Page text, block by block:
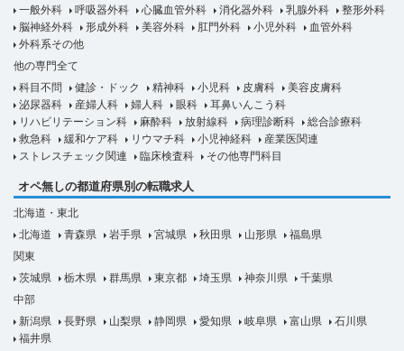
一般外科
呼吸器外科 心臓血管外科 消化器外科 乳腺外科
整形外科
脳神経外科
形成外科 美容外科 肛門外科 小児外科
血管外科
外科系その他
他の専門全て
科目不問
健診・ドック 精神科 小児科 皮膚科
美容皮膚科
泌尿器科
産婦人科 婦人科 眼科
耳鼻いんこう科
リハビリテーション科
麻酔科 放射線科 病理診断科
総合診療科
救急科
緩和ケア科 リウマチ科 小児神経科
産業医関連
ストレスチェック関連
臨床検査科 その他専門科目
オペ無しの都道府県別の転職求人
北海道・東北
北海道
青森県 岩手県 宮城県 秋田県 山形県
福島県
関東
茨城県
栃木県 群馬県 東京都 埼玉県 神奈川県
千葉県
中部
新潟県
長野県 山梨県 静岡県 愛知県 岐阜県 富山県
石川県
福井県